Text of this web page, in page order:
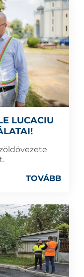
LUCACIU
TOVÁBB